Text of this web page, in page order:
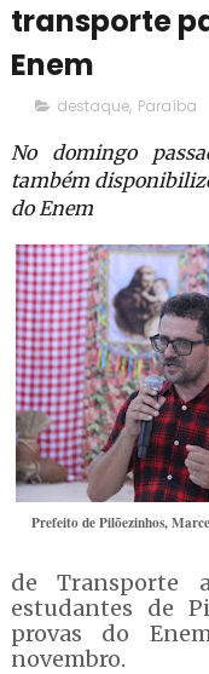
transporte
Enem
destaque, Paraíba
No domingo
também
do Enem
Prefeito de Pilõezinhos,
de Transporte
estudantes de
provas do
novembro.